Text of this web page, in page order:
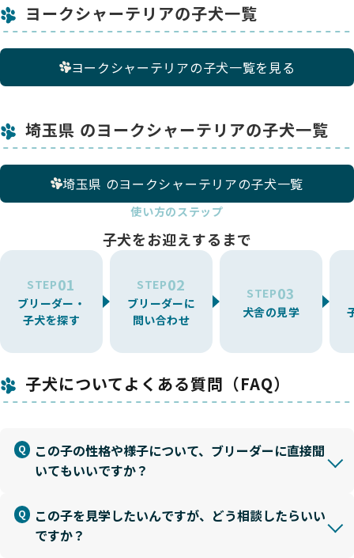
ヨークシャーテリアの子犬一覧
ヨークシャーテリアの子犬一覧を見る
埼玉県 のヨークシャーテリアの子犬一覧
埼玉県 のヨークシャーテリアの子犬一覧
使い方のステップ
子犬をお迎えするまで
STEP01
ブリーダー・
子犬を探す
STEP02
ブリーダーに
問い合わせ
STEP03
犬舎の見学
子犬についてよくある質問（FAQ）
この子の性格や様子について、ブリーダーに直接聞
いてもいいですか？
この子を見学したいんですが、どう相談したらいい
ですか？